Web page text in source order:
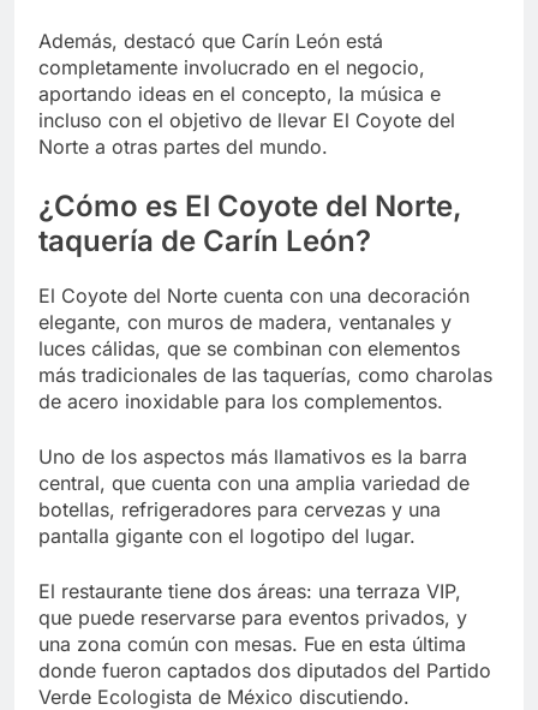
Además, destacó que Carín León está
completamente involucrado en el negocio,
aportando ideas en el concepto, la música e
incluso con el objetivo de llevar El Coyote del
Norte a otras partes del mundo.
¿Cómo es El Coyote del Norte,
taquería de Carín León?
El Coyote del Norte cuenta con una decoración
elegante, con muros de madera, ventanales y
luces cálidas, que se combinan con elementos
más tradicionales de las taquerías, como charolas
de acero inoxidable para los complementos.
Uno de los aspectos más llamativos es la barra
central, que cuenta con una amplia variedad de
botellas, refrigeradores para cervezas y una
pantalla gigante con el logotipo del lugar.
El restaurante tiene dos áreas: una terraza VIP,
que puede reservarse para eventos privados, y
una zona común con mesas. Fue en esta última
donde fueron captados dos diputados del Partido
Verde Ecologista de México discutiendo.